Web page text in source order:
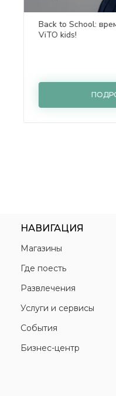
Back to School:
ViTO kids!
НАВИГАЦИЯ
Магазины
Где поесть
Развлечения
Услуги и сервисы
События
Бизнес-центр